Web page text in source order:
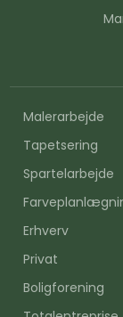
Malerarbejde
Tapetsering
Spartelarbejde
Erhverv
Privat
Boligforening